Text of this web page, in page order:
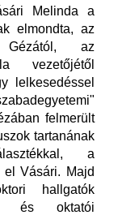
Melinda a
elmondta, az
Gézától, az
vezetőjétől
lelkesedéssel
felmerült
tartanának
a
Vásári. Majd
hallgatók
és oktatói